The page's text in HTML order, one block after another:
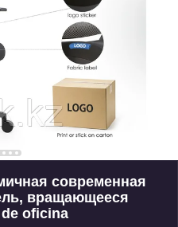
современная
вращающееся
oficina